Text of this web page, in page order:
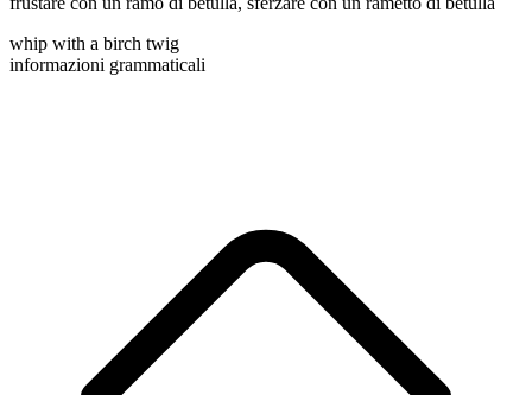
whip with a birch twig
informazioni grammaticali